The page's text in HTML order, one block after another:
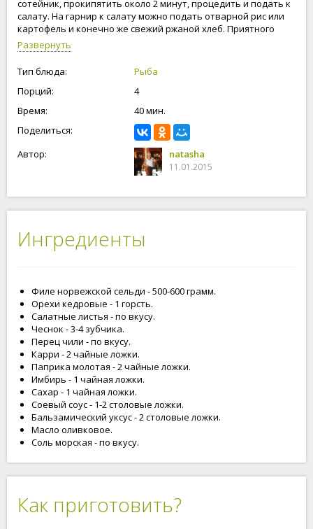
сотейник, прокипятить около 2 минут, процедить и подать к
салату. На гарнир к салату можно подать отварной рис или
картофель и конечно же свежий ржаной хлеб. Приятного
аппетита!
Развернуть
Тип блюда:
Рыба
Порций:
4
Время:
40 мин.
Поделиться:
Автор:
natasha
11.01.2015
Ингредиенты
Филе норвежской сельди - 500-600 грамм.
Орехи кедровые - 1 горсть.
Салатные листья - по вкусу.
Чеснок - 3-4 зубчика.
Перец чили - по вкусу.
Карри - 2 чайные ложки.
Паприка молотая - 2 чайные ложки.
Имбирь - 1 чайная ложки.
Сахар - 1 чайная ложки.
Соевый соус - 1-2 столовые ложки.
Бальзамический уксус - 2 столовые ложки.
Масло оливковое.
Соль морская - по вкусу.
Как приготовить?